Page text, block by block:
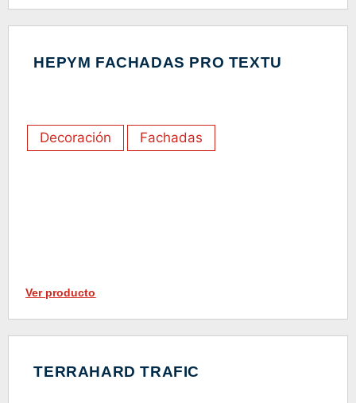
HEPYM FACHADAS PRO TEXTU
Decoración Fachadas
Ver producto
TERRAHARD TRAFIC